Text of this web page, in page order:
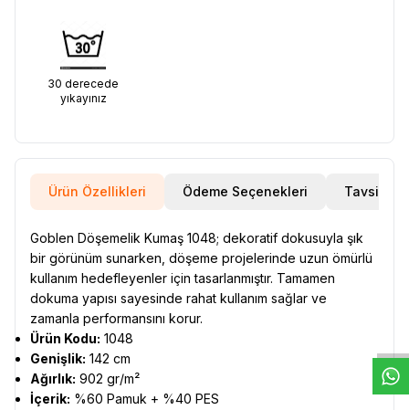
30 derecede
yıkayınız
Ürün Özellikleri Ödeme Seçenekleri Tavsiye Et
Goblen Döşemelik Kumaş 1048; dekoratif dokusuyla şık
bir görünüm sunarken, döşeme projelerinde uzun ömürlü
kullanım hedefleyenler için tasarlanmıştır. Tamamen
dokuma yapısı sayesinde rahat kullanım sağlar ve
zamanla performansını korur.
Ürün Kodu: 1048
Genişlik: 142 cm
Ağırlık: 902 gr/m²
İçerik: %60 Pamuk + %40 PES